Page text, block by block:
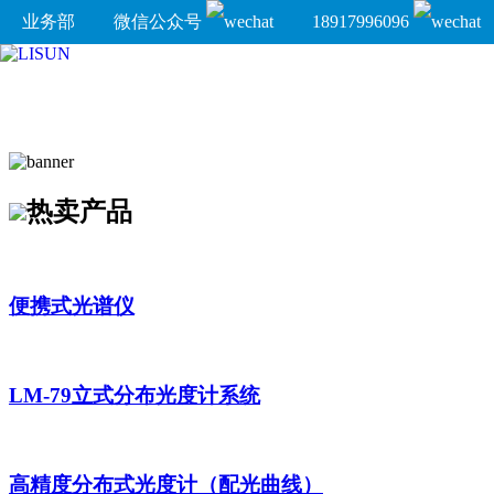
业务部 微信公众号 18917996096
热卖产品
便携式光谱仪
LM-79立式分布光度计系统
高精度分布式光度计（配光曲线）